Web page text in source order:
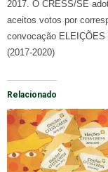
2017. O CRESS/SE
aceitos votos por
convocação
(2017-2020)
Relacionado